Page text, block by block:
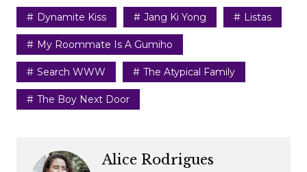
Dynamite Kiss Jang Ki Yong Listas
My Roommate Is A Gumiho
Search WWW The Atypical Family
The Boy Next Door
Alice Rodrigues